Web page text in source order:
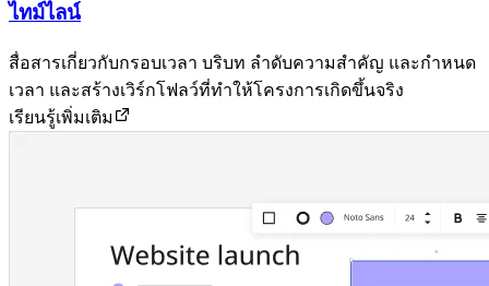
ไทม์ไลน์
สื่อสารเกี่ยวกับกรอบเวลา บริบท ลำดับความสำคัญ และกำหนด
เวลา และสร้างเวิร์กโฟลว์ที่ทำให้โครงการเกิดขึ้นจริง
เรียนรู้เพิ่มเติม